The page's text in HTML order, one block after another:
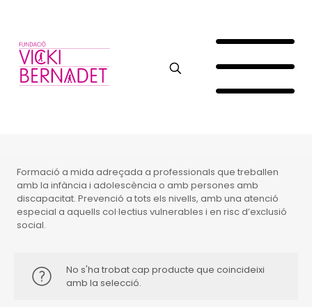
Formació a mida adreçada a professionals que treballen
amb la infància i adolescència o amb persones amb
discapacitat. Prevenció a tots els nivells, amb una atenció
especial a aquells col·lectius vulnerables i en risc d’exclusió
social.
No s'ha trobat cap producte que coincideixi
amb la selecció.